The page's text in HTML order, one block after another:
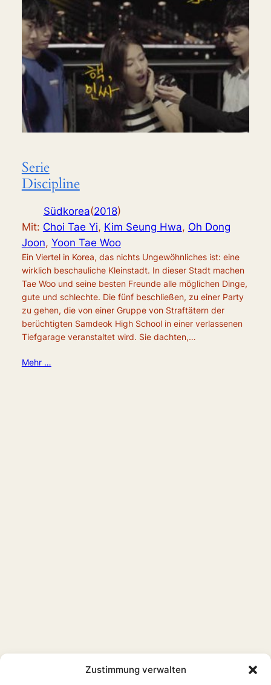
Zustimmung verwalten
Serie
Discipline
Südkorea(2018)
Mit: Choi Tae Yi, Kim Seung Hwa, Oh Dong
Joon, Yoon Tae Woo
Ein Viertel in Korea, das nichts Ungewöhnliches ist: eine
wirklich beschauliche Kleinstadt. In dieser Stadt machen
Tae Woo und seine besten Freunde alle möglichen Dinge,
gute und schlechte. Die fünf beschließen, zu einer Party
zu gehen, die von einer Gruppe von Straftätern der
berüchtigten Samdeok High School in einer verlassenen
Tiefgarage veranstaltet wird. Sie dachten,…
Mehr …